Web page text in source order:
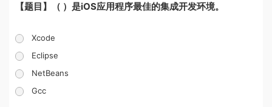
【题目】（ ）是iOS应用程序最佳的集成开发环境。
Xcode
Eclipse
NetBeans
Gcc